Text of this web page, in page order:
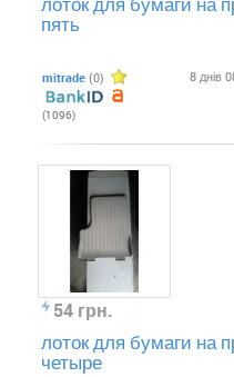
пять
mitrade (0)
(1096)
8 днів
54 грн.
лоток для бумаги на
четыре